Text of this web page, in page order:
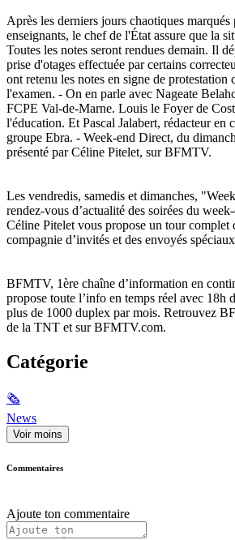
Après les derniers jours chaotiques
enseignants, le chef de l'État assure que la
Toutes les notes seront rendues demain. Il
prise d'otages effectuée par certains
ont retenu les notes en signe de protestation
l'examen. - On en parle avec Nageate
FCPE Val-de-Marne. Louis le Foyer de
l'éducation. Et Pascal Jalabert, rédacteur en
groupe Ebra. - Week-end Direct, du
présenté par Céline Pitelet, sur BFMTV.
Les vendredis, samedis et dimanches,
rendez-vous d’actualité des soirées du
Céline Pitelet vous propose un tour complet
compagnie d’invités et des envoyés
BFMTV, 1ère chaîne d’information en
propose toute l’info en temps réel avec 18h
plus de 1000 duplex par mois. Retrouvez
de la TNT et sur BFMTV.com.
Catégorie
🗞
News
Voir moins
Commentaires
Ajoute ton commentaire